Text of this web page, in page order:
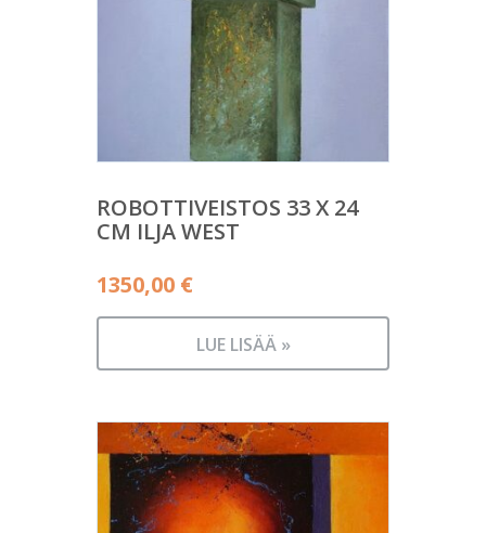
ROBOTTIVEISTOS 33 X 24
CM ILJA WEST
1350,00 €
LUE LISÄÄ »